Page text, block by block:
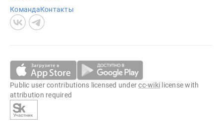
КомандаКонтакты
Public user contributions licensed undercc-wiki license with
attribution required